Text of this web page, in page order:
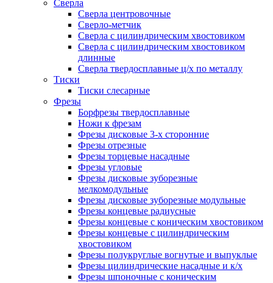
Сверла
Сверла центровочные
Сверло-метчик
Сверла с цилиндрическим хвостовиком
Сверла с цилиндрическим хвостовиком
длинные
Сверла твердосплавные ц/х по металлу
Тиски
Тиски слесарные
Фрезы
Борфрезы твердосплавные
Ножи к фрезам
Фрезы дисковые 3-х сторонние
Фрезы отрезные
Фрезы торцевые насадные
Фрезы угловые
Фрезы дисковые зуборезные
мелкомодульные
Фрезы дисковые зуборезные модульные
Фрезы концевые радиусные
Фрезы концевые с коническим хвостовиком
Фрезы концевые с цилиндрическим
хвостовиком
Фрезы полукруглые вогнутые и выпуклые
Фрезы цилиндрические насадные и к/х
Фрезы шпоночные с коническим